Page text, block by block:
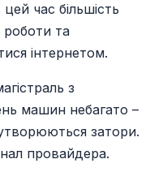
час більшість
та
інтернетом.
з
машин небагато –
затори.
провайдера.